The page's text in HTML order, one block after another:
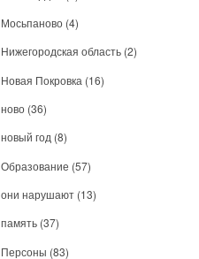
Мосьпаново (4)
Нижегородская область (2)
Новая Покровка (16)
ново (36)
новый год (8)
Образование (57)
они нарушают (13)
память (37)
Персоны (83)